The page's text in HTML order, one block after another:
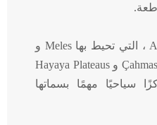
التي تحيط بها Meles و
Petran Kabohor و Ohçor و Çahmas و Hayaya Plateaus
سياحيًا مهمًا بسماتها